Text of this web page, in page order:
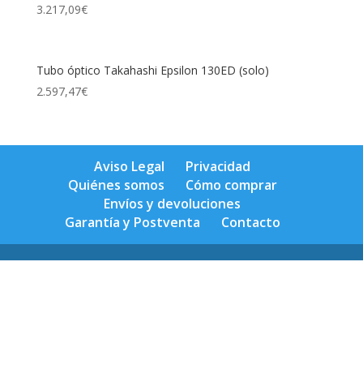
3.217,09€
Tubo óptico Takahashi Epsilon 130ED (solo)
2.597,47€
Aviso Legal
Privacidad
Quiénes somos
Cómo comprar
Envíos y devoluciones
Garantía y Postventa
Contacto